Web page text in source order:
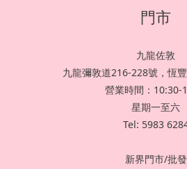
門市
九龍佐敦
九龍彌敦道216-228號，恆
營業時間：10:30-
星期一至六
Tel: 5983
新界門市/批發